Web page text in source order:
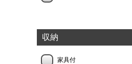
収納
家具付